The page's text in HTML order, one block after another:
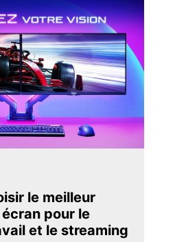
le meilleur
pour le
et le streaming